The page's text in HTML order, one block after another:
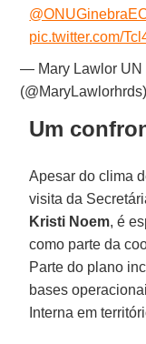
pic.twitter.com/
— Mary Lawlor UN
(@MaryLawlorhrds)
Um
Apesar do clima
visita da
Kristi Noem, é
como parte da
Parte do plano
bases
Interna em